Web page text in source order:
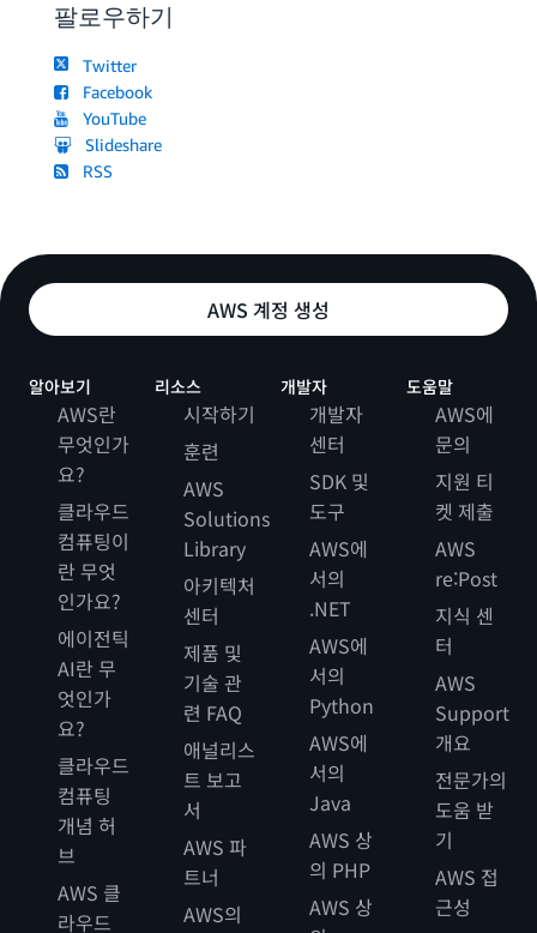
팔로우하기
Twitter
Facebook
YouTube
Slideshare
RSS
AWS 계정 생성
알아보기
AWS란
무엇인가
요?
클라우드
컴퓨팅이
란 무엇
인가요?
에이전틱
AI란 무
엇인가
요?
클라우드
컴퓨팅
개념 허
브
AWS 클
라우드
리소스
시작하기
훈련
AWS
Solutions
Library
아키텍처
센터
제품 및
기술 관
련 FAQ
애널리스
트 보고
서
AWS 파
트너
AWS의
개발자
개발자
센터
SDK 및
도구
AWS에
서의
.NET
AWS에
서의
Python
AWS에
서의
Java
AWS 상
의 PHP
AWS 상
도움말
AWS에
문의
지원 티
켓 제출
AWS
re:Post
지식 센
터
AWS
Support
개요
전문가의
도움 받
기
AWS 접
근성